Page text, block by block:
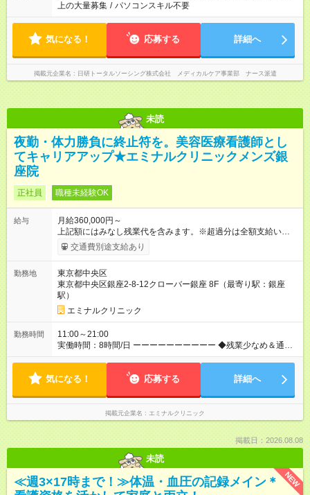
上の大量募集 / パソコンスキル不要
気になる！ 応募する 詳細へ
掲載元企業名 日研トータルソーシング株式会社 メディカルケア事業部 ナース派遣
未読
夜勤・体力勝負に終止符を。美容医療看護師とし
てキャリアアップ★エミナルクリニックメンズ銀
座院
正社員 職種未経験OK
給与
月給360,000円～
上記額にはみなし残業代を含みます。※超過分は全額支給いたし
ます。 みなし残業代 46,900円／月 みなし残業時間 23時間／月
【試用期間】試用期間あり 試用期間の長さ：6ヶ月 ※ 雇用形態
採用（契約社員） 給与：月給 340,000円 ～ 340,000円 上記額に
はみなし残業代を含みます。※超過分は全額支給いたします。
みなし残業代 46,900円／月 みなし残業時間 23時間／月
交通費別途支給あり
勤務地
東京都中央区
東京都中央区銀座2-8-12クローバー銀座 8F（最寄り駅：銀座
駅）
エミナルクリニック
勤務時間
11:00～21:00
実働時間：8時間/日 ーーーーーーーーーー ◆残業少なめ＆通勤
も楽々◆ ーーーーーーーーーー 11時開院のため、朝はゆっくり
ーーーーーーーーー ◆夜勤はありません◆ ーーーーーーーーー
気になる！ 応募する 詳細へ
掲載元企業名 エミナルクリニック
掲載日：2026.08.08
未読
NEW
≪週3×17時まで！≫体温・血圧の記録メイン＊